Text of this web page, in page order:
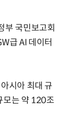
부 국민보고회
급 AI 데이터
시아 최대 규
모는 약 120조